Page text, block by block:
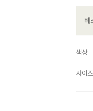
색상
사이즈